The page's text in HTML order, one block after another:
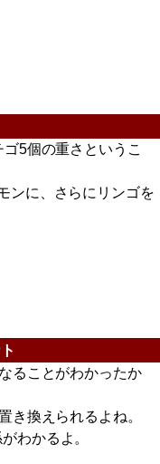
5個の重さというこ
ンに、さらにリンゴを
ることがわかったか
き換えられるよね。
わかるよ。